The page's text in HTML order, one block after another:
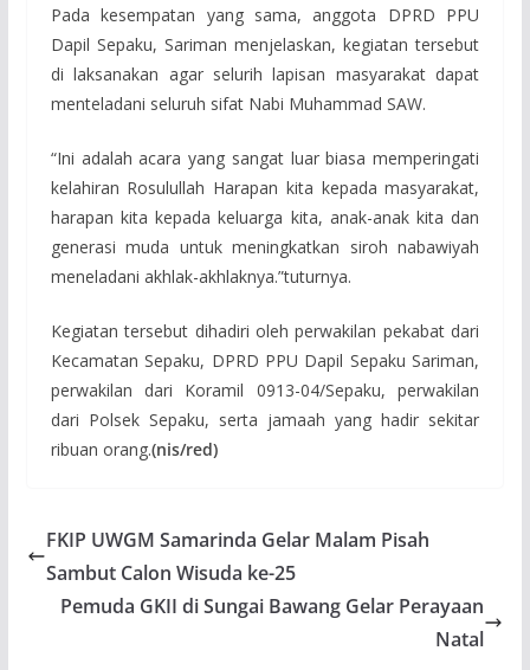
Pada kesempatan yang sama, anggota DPRD PPU
Dapil Sepaku, Sariman menjelaskan, kegiatan tersebut
di laksanakan agar selurih lapisan masyarakat dapat
menteladani seluruh sifat Nabi Muhammad SAW.
“Ini adalah acara yang sangat luar biasa memperingati
kelahiran Rosulullah Harapan kita kepada masyarakat,
harapan kita kepada keluarga kita, anak-anak kita dan
generasi muda untuk meningkatkan siroh nabawiyah
meneladani akhlak-akhlaknya.”tuturnya.
Kegiatan tersebut dihadiri oleh perwakilan pekabat dari
Kecamatan Sepaku, DPRD PPU Dapil Sepaku Sariman,
perwakilan dari Koramil 0913-04/Sepaku, perwakilan
dari Polsek Sepaku, serta jamaah yang hadir sekitar
ribuan orang.(nis/red)
FKIP UWGM Samarinda Gelar Malam Pisah
Sambut Calon Wisuda ke-25
Pemuda GKII di Sungai Bawang Gelar Perayaan
Natal